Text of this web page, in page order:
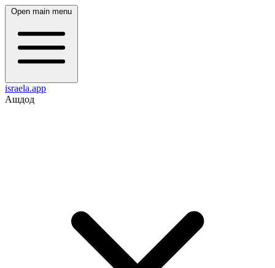
Open main menu
israela.app
Ашдод